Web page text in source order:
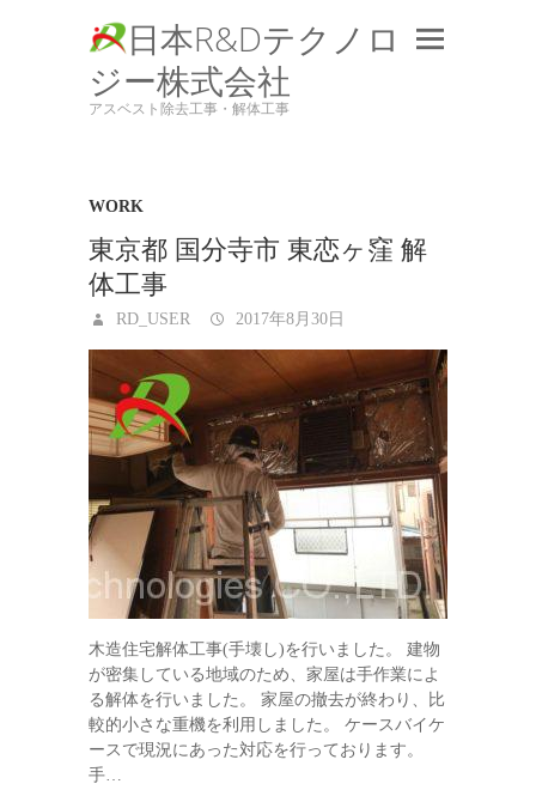
日本R&Dテクノロ
ジー株式会社
アスベスト除去工事・解体工事
WORK
東京都 国分寺市 東恋ヶ窪 解
体工事
RD_USER 2017年8月30日
木造住宅解体工事(手壊し)を行いました。 建物
が密集している地域のため、家屋は手作業によ
る解体を行いました。 家屋の撤去が終わり、比
較的小さな重機を利用しました。 ケースバイケ
ースで現況にあった対応を行っております。
手…